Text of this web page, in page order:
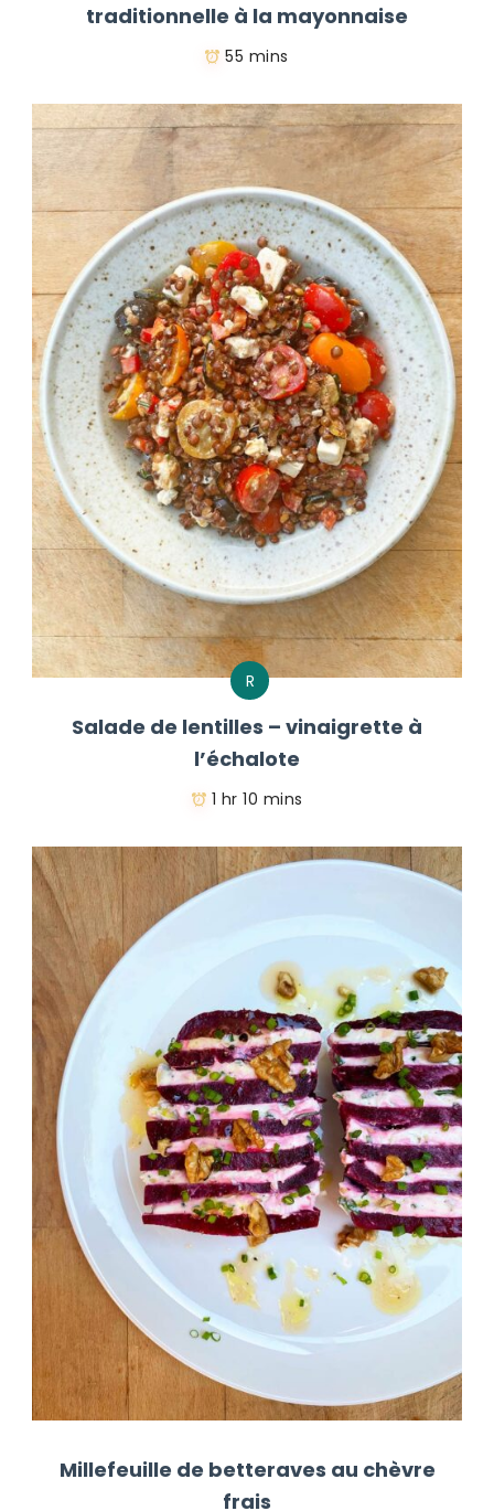
traditionnelle à la mayonnaise
55 mins
R
Salade de lentilles – vinaigrette à
l’échalote
1 hr 10 mins
Millefeuille de betteraves au chèvre
frais